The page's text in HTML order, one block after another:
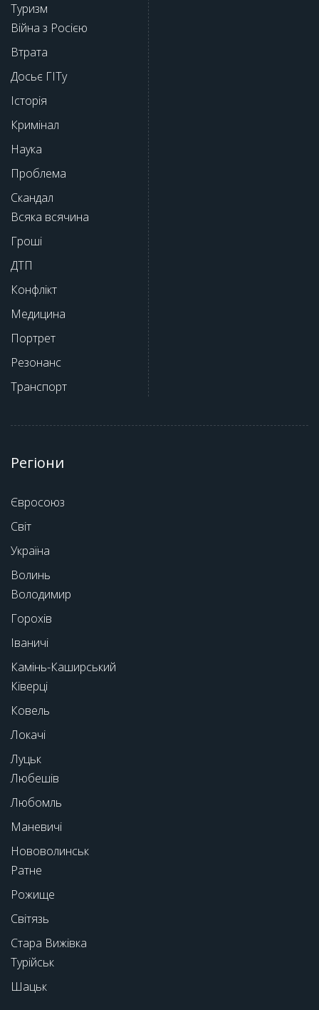
Туризм
Війна з Росією
Втрата
Досьє ГІТу
Історія
Кримінал
Наука
Проблема
Скандал
Всяка всячина
Гроші
ДТП
Конфлікт
Медицина
Портрет
Резонанс
Транспорт
Регіони
Євросоюз
Світ
Україна
Волинь
Володимир
Горохів
Іваничі
Камінь-Каширський
Ківерці
Ковель
Локачі
Луцьк
Любешів
Любомль
Маневичі
Нововолинськ
Ратне
Рожище
Світязь
Стара Вижівка
Турійськ
Шацьк